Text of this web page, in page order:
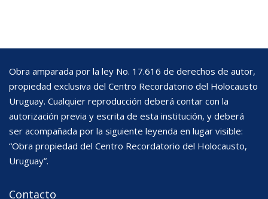
Obra amparada por la ley No. 17.616 de derechos de autor,
propiedad exclusiva del Centro Recordatorio del Holocausto
Uruguay. Cualquier reproducción deberá contar con la
autorización previa y escrita de esta institución, y deberá
ser acompañada por la siguiente leyenda en lugar visible:
“Obra propiedad del Centro Recordatorio del Holocausto,
Uruguay”.
Contacto